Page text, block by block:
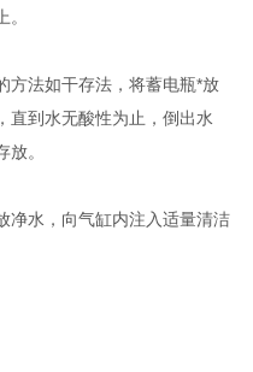
法如干存法，将蓄电瓶*放
直到水无酸性为止，倒出水
。
水，向气缸内注入适量清洁